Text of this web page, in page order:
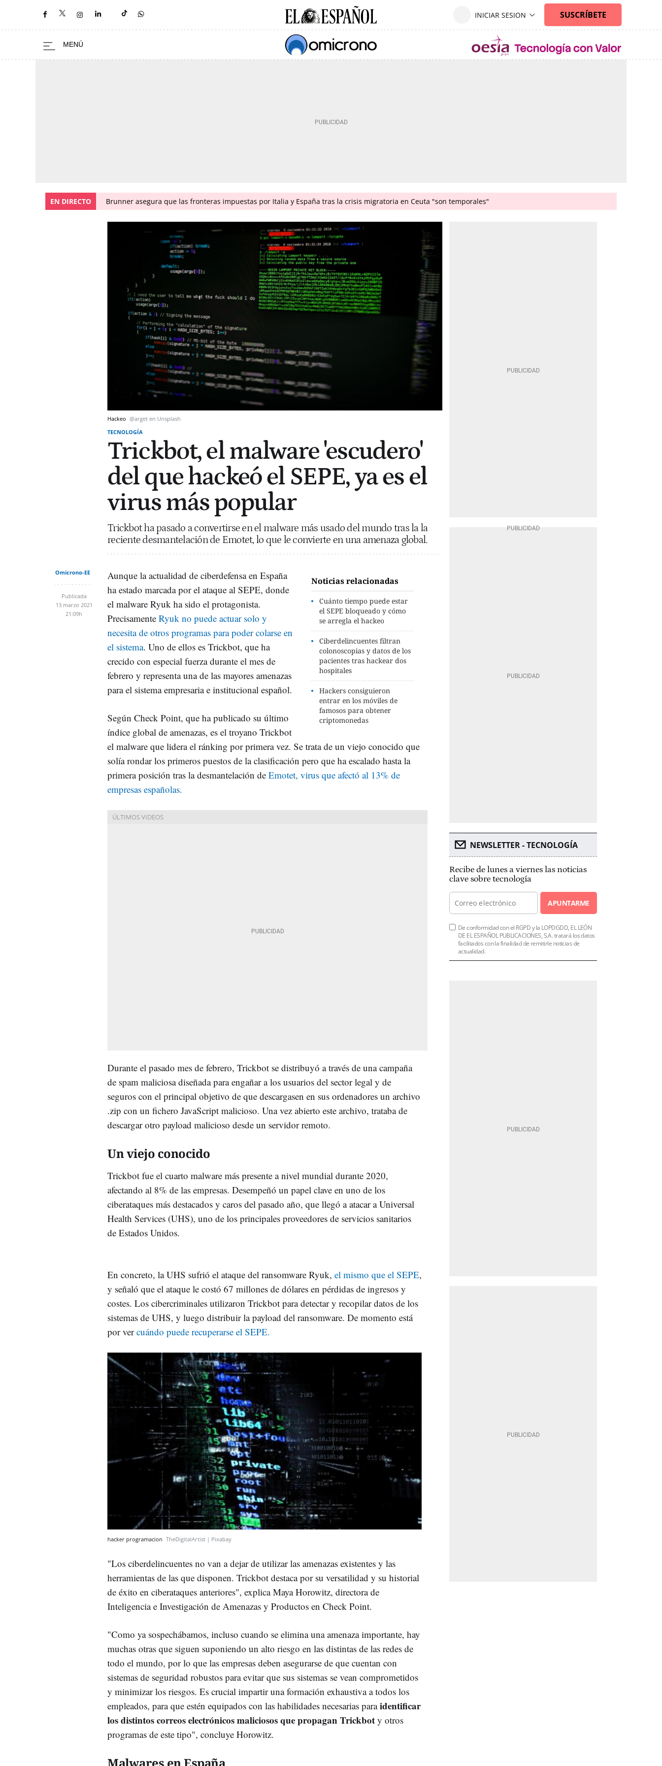
EN DIRECTO Brunner asegura que las fronteras impuestas por Italia y España tras la crisis migratoria en Ceuta "son temporales"
Hackeo @arget en Unsplash
TECNOLOGÍA
Trickbot, el malware 'escudero'
del que hackeó el SEPE, ya es el
virus más popular
Trickbot ha pasado a convertirse en el malware más usado del mundo tras la la
reciente desmantelación de Emotet, lo que le convierte en una amenaza global.
Omicrono-EE
Publicada
13 marzo 2021
21:09h
Noticias relacionadas
Cuánto tiempo puede estar
el SEPE bloqueado y cómo
se arregla el hackeo
Ciberdelincuentes filtran
colonoscopias y datos de los
pacientes tras hackear dos
hospitales
Hackers consiguieron
entrar en los móviles de
famosos para obtener
criptomonedas
Aunque la actualidad de ciberdefensa en España
ha estado marcada por el ataque al SEPE, donde
el malware Ryuk ha sido el protagonista.
Precisamente Ryuk no puede actuar solo y
necesita de otros programas para poder colarse en
el sistema. Uno de ellos es Trickbot, que ha
crecido con especial fuerza durante el mes de
febrero y representa una de las mayores amenazas
para el sistema empresaria e institucional español.
Según Check Point, que ha publicado su último
índice global de amenazas, es el troyano Trickbot
el malware que lidera el ránking por primera vez. Se trata de un viejo conocido que
solía rondar los primeros puestos de la clasificación pero que ha escalado hasta la
primera posición tras la desmantelación de Emotet, virus que afectó al 13% de
empresas españolas.
Durante el pasado mes de febrero, Trickbot se distribuyó a través de una campaña
de spam maliciosa diseñada para engañar a los usuarios del sector legal y de
seguros con el principal objetivo de que descargasen en sus ordenadores un archivo
.zip con un fichero JavaScript malicioso. Una vez abierto este archivo, trataba de
descargar otro payload malicioso desde un servidor remoto.
Un viejo conocido
Trickbot fue el cuarto malware más presente a nivel mundial durante 2020,
afectando al 8% de las empresas. Desempeñó un papel clave en uno de los
ciberataques más destacados y caros del pasado año, que llegó a atacar a Universal
Health Services (UHS), uno de los principales proveedores de servicios sanitarios
de Estados Unidos.
En concreto, la UHS sufrió el ataque del ransomware Ryuk, el mismo que el SEPE,
y señaló que el ataque le costó 67 millones de dólares en pérdidas de ingresos y
costes. Los cibercriminales utilizaron Trickbot para detectar y recopilar datos de los
sistemas de UHS, y luego distribuir la payload del ransomware. De momento está
por vercuándo puede recuperarse el SEPE.
hacker programacion TheDigitalArtist | Pixabay
"Los ciberdelincuentes no van a dejar de utilizar las amenazas existentes y las
herramientas de las que disponen. Trickbot destaca por su versatilidad y su historial
de éxito en ciberataques anteriores", explica Maya Horowitz, directora de
Inteligencia e Investigación de Amenazas y Productos en Check Point.
"Como ya sospechábamos, incluso cuando se elimina una amenaza importante, hay
muchas otras que siguen suponiendo un alto riesgo en las distintas de las redes de
todo el mundo, por lo que las empresas deben asegurarse de que cuentan con
sistemas de seguridad robustos para evitar que sus sistemas se vean comprometidos
y minimizar los riesgos. Es crucial impartir una formación exhaustiva a todos los
empleados, para que estén equipados con las habilidades necesarias paraidentificar
los distintos correos electrónicos maliciosos que propagan Trickbot y otros
programas de este tipo", concluye Horowitz.
Malwares en España
NEWSLETTER - TECNOLOGÍA
Recibe de lunes a viernes las noticias
clave sobre tecnología
APUNTARME
De conformidad con el RGPD y la LOPDGDD, EL LEÓN
DE EL ESPAÑOL PUBLICACIONES, S.A. tratará los datos
facilitados con la finalidad de remitirle noticias de
actualidad.